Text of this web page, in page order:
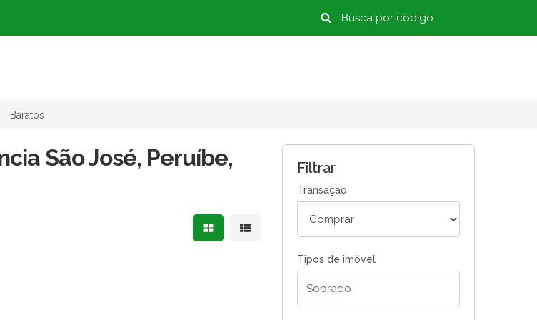
Baratos
São José, Peruíbe,
Mostrar resultados em grade
Mostrar resultados em lista
Filtrar
Transação
Tipos de imóvel